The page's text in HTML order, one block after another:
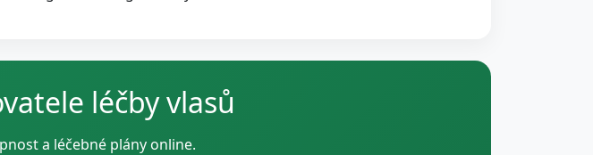
léčby vlasů
a léčebné plány online.